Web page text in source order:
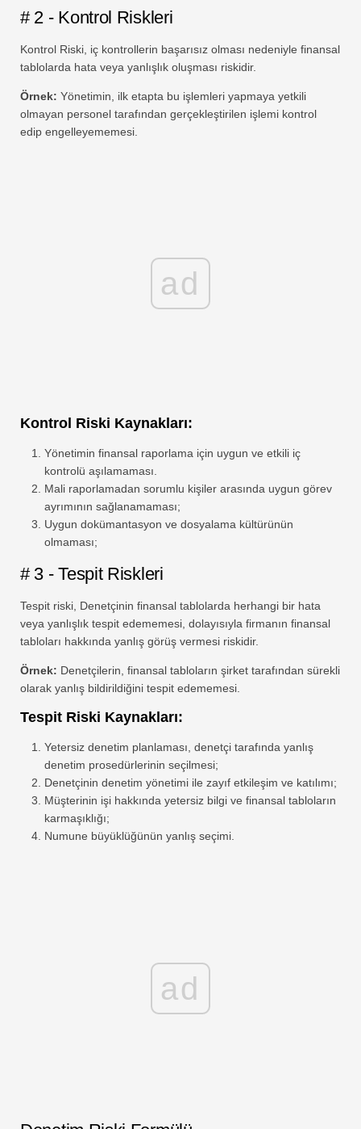
# 2 - Kontrol Riskleri
Kontrol Riski, iç kontrollerin başarısız olması nedeniyle finansal
tablolarda hata veya yanlışlık oluşması riskidir.
Örnek: Yönetimin, ilk etapta bu işlemleri yapmaya yetkili
olmayan personel tarafından gerçekleştirilen işlemi kontrol
edip engelleyememesi.
ad
Kontrol Riski Kaynakları:
Yönetimin finansal raporlama için uygun ve etkili iç
kontrolü aşılamaması.
Mali raporlamadan sorumlu kişiler arasında uygun görev
ayrımının sağlanamaması;
Uygun dokümantasyon ve dosyalama kültürünün
olmaması;
# 3 - Tespit Riskleri
Tespit riski, Denetçinin finansal tablolarda herhangi bir hata
veya yanlışlık tespit edememesi, dolayısıyla firmanın finansal
tabloları hakkında yanlış görüş vermesi riskidir.
Örnek: Denetçilerin, finansal tabloların şirket tarafından sürekli
olarak yanlış bildirildiğini tespit edememesi.
Tespit Riski Kaynakları:
Yetersiz denetim planlaması, denetçi tarafında yanlış
denetim prosedürlerinin seçilmesi;
Denetçinin denetim yönetimi ile zayıf etkileşim ve katılımı;
Müşterinin işi hakkında yetersiz bilgi ve finansal tabloların
karmaşıklığı;
Numune büyüklüğünün yanlış seçimi.
ad